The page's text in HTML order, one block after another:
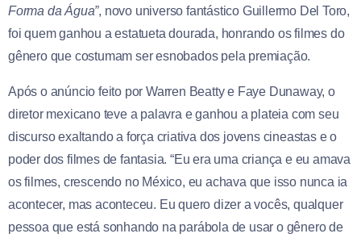
Forma da Água”, novo universo fantástico Guillermo Del Toro,
foi quem ganhou a estatueta dourada, honrando os filmes do
gênero que costumam ser esnobados pela premiação.
Após o anúncio feito por Warren Beatty e Faye Dunaway, o
diretor mexicano teve a palavra e ganhou a plateia com seu
discurso exaltando a força criativa dos jovens cineastas e o
poder dos filmes de fantasia. “Eu era uma criança e eu amava
os filmes, crescendo no México, eu achava que isso nunca ia
acontecer, mas aconteceu. Eu quero dizer a vocês, qualquer
pessoa que está sonhando na parábola de usar o gênero de